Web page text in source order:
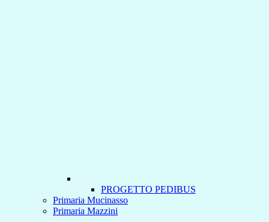
PROGETTO PEDIBUS
Primaria Mucinasso
Primaria Mazzini